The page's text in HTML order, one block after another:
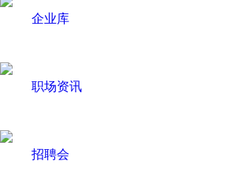
企业库
职场资讯
招聘会